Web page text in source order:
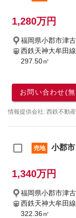
1,280万円
福岡県小郡市津古
西鉄天神大牟田
297.50㎡
お問い合わせ(
情報提供会社: 西鉄不動
売地 小郡
1,340万円
福岡県小郡市津古
西鉄天神大牟田
322.36㎡